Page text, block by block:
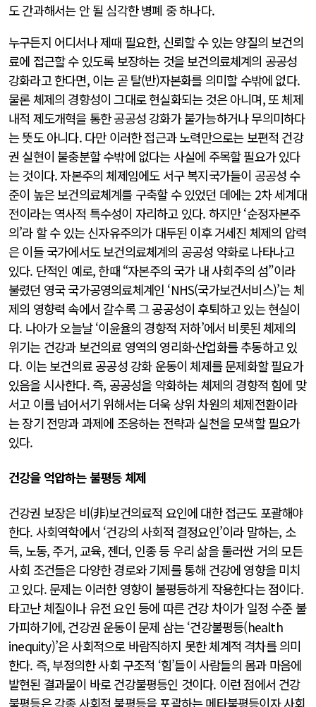
도 간과해서는 안 될 심각한 병폐 중 하나다.
누구든지 어디서나 제때 필요한, 신뢰할 수 있는 양질의 보건의
료에 접근할 수 있도록 보장하는 것을 보건의료체계의 공공성
강화라고 한다면, 이는 곧 탈(반)자본화를 의미할 수밖에 없다.
물론 체제의 경향성이 그대로 현실화되는 것은 아니며, 또 체제
내적 제도개혁을 통한 공공성 강화가 불가능하거나 무의미하다
는 뜻도 아니다. 다만 이러한 접근과 노력만으로는 보편적 건강
권 실현이 불충분할 수밖에 없다는 사실에 주목할 필요가 있다
는 것이다. 자본주의 체제임에도 서구 복지국가들이 공공성 수
준이 높은 보건의료체계를 구축할 수 있었던 데에는 2차 세계대
전이라는 역사적 특수성이 자리하고 있다. 하지만 ‘순정자본주
의’라 할 수 있는 신자유주의가 대두된 이후 거세진 체제의 압력
은 이들 국가에서도 보건의료체계의 공공성 약화로 나타나고
있다. 단적인 예로, 한때 “자본주의 국가 내 사회주의 섬”이라
불렸던 영국 국가공영의료체계인 ‘NHS(국가보건서비스)’는 체
제의 영향력 속에서 갈수록 그 공공성이 후퇴하고 있는 현실이
다. 나아가 오늘날 ‘이윤율의 경향적 저하’에서 비롯된 체제의
위기는 건강과 보건의료 영역의 영리화·산업화를 추동하고 있
다. 이는 보건의료 공공성 강화 운동이 체제를 문제화할 필요가
있음을 시사한다. 즉, 공공성을 약화하는 체제의 경향적 힘에 맞
서고 이를 넘어서기 위해서는 더욱 상위 차원의 체제전환이라
는 장기 전망과 과제에 조응하는 전략과 실천을 모색할 필요가
있다.
건강을 억압하는 불평등 체제
건강권 보장은 비(非)보건의료적 요인에 대한 접근도 포괄해야
한다. 사회역학에서 ‘건강의 사회적 결정요인’이라 말하는, 소
득, 노동, 주거, 교육, 젠더, 인종 등 우리 삶을 둘러싼 거의 모든
사회 조건들은 다양한 경로와 기제를 통해 건강에 영향을 미치
고 있다. 문제는 이러한 영향이 불평등하게 작용한다는 점이다.
타고난 체질이나 유전 요인 등에 따른 건강 차이가 일정 수준 불
가피하기에, 건강권 운동이 문제 삼는 ‘건강불평등(health
inequity)’은 사회적으로 바람직하지 못한 체계적 격차를 의미
한다. 즉, 부정의한 사회 구조적 ‘힘’들이 사람들의 몸과 마음에
발현된 결과물이 바로 건강불평등인 것이다. 이런 점에서 건강
불평등은 각종 사회적 불평등을 포괄하는 메타불평등이자 사회